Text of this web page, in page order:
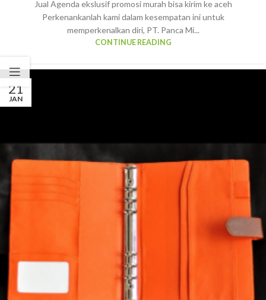
Jual Agenda ekslusif promosi murah bisa kirim ke aceh
Perkenankanlah kami dalam kesempatan ini untuk
memperkenalkan diri, PT. Panca Mi...
CONTINUE READING
21
JAN